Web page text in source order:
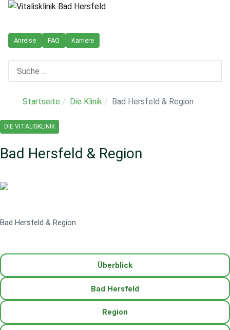
Anreise FAQ Karriere
Suchen
Startseite Die Klinik Bad Hersfeld & Region
DIE VITALISKLINIK
Bad Hersfeld & Region
Bad Hersfeld & Region
Überblick
Bad Hersfeld
Region